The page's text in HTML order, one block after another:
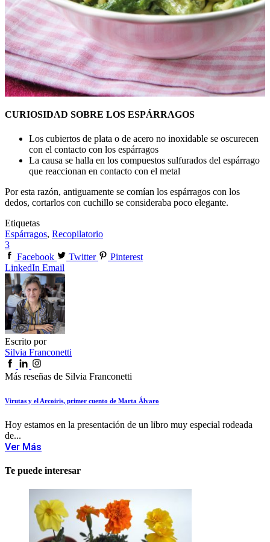
CURIOSIDAD SOBRE LOS ESPÁRRAGOS
Los cubiertos de plata o de acero no inoxidable se oscurecen
con el contacto con los espárragos
La causa se halla en los compuestos sulfurados del espárrago
que reaccionan en contacto con el metal
Por esta razón, antiguamente se comían los espárragos con los
dedos, cortarlos con cuchillo se consideraba poco elegante.
Etiquetas
Espárragos, Recopilatorio
3
Facebook
Twitter
Pinterest
LinkedIn Email
Escrito por
Silvia Franconetti
Más reseñas de Silvia Franconetti
Virutas y el Arcoiris, primer cuento de Marta Álvaro
Hoy estamos en la presentación de un libro muy especial rodeada
de...
Ver Más
Te puede interesar